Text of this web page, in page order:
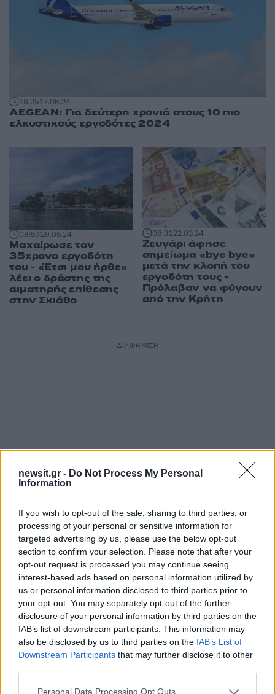
newsit.gr - Do Not Process My Personal
Information
If you wish to opt-out of the sale, sharing to third parties, or
processing of your personal or sensitive information for
targeted advertising by us, please use the below opt-out
section to confirm your selection. Please note that after your
opt-out request is processed you may continue seeing
interest-based ads based on personal information utilized by
us or personal information disclosed to third parties prior to
your opt-out. You may separately opt-out of the further
disclosure of your personal information by third parties on the
IAB’s list of downstream participants. This information may
also be disclosed by us to third parties on the IAB’s List of
Downstream Participants that may further disclose it to other
Please note that this website/app uses one or more Google
Personal Data Processing Opt Outs
18:2517.06.24
AEGEAN: Για δεύτερη χρονιά στους 10 πιο
ελκυστικούς εργοδότες 2024
08:5929.05.24
Μαχαίρωσε τον
35χρονο εργοδότη
του - «Έτσι μου ήρθε»
λέει ο δράστης της
αιματηρής επίθεσης
στην Σκιάθο
08:3122.03.24
Ζευγάρι άφησε
σημείωμα «bye bye»
μετά την κλοπή του
εργοδότη τους -
Πρόλαβαν να φύγουν
από την Κρήτη
ΔΙΑΦΗΜΙΣΗ
21:0607.04.23